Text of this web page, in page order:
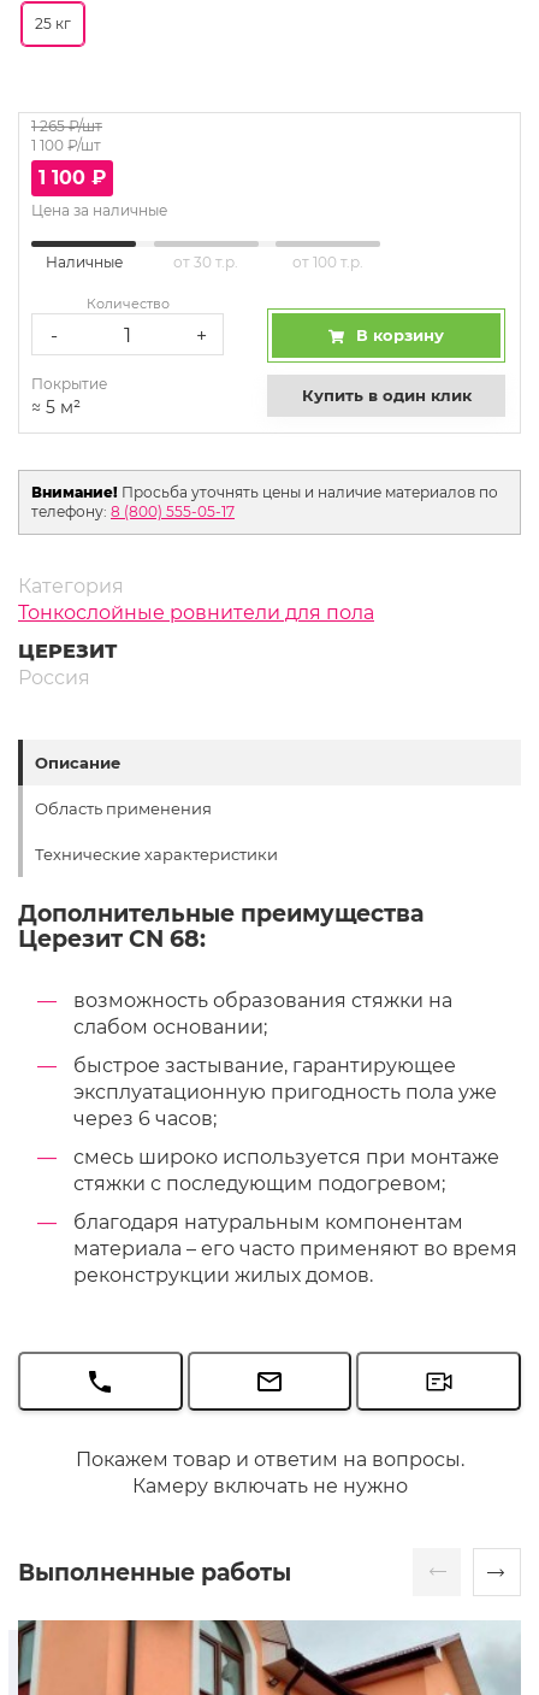
25 кг
1 265₽/шт
1 100 ₽/шт
1 100 ₽
Цена за наличные
Наличные от 30 т.р. от 100 т.р.
Количество
- + В корзину
Покрытие
≈ 5 м²
Купить в один клик
Внимание! Просьба уточнять цены и наличие материалов по
телефону: 8 (800) 555-05-17
Категория
Тонкослойные ровнители для пола
ЦЕРЕЗИТ
Россия
Описание
Область применения
Технические характеристики
Дополнительные преимущества
Церезит CN 68:
возможность образования стяжки на
слабом основании;
быстрое застывание, гарантирующее
эксплуатационную пригодность пола уже
через 6 часов;
смесь широко используется при монтаже
стяжки с последующим подогревом;
благодаря натуральным компонентам
материала – его часто применяют во время
реконструкции жилых домов.
Покажем товар и ответим на вопросы.
Камеру включать не нужно
Выполненные работы